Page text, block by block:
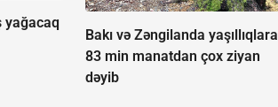
yağacaq
Bakı və Zəngilanda yaşıllıqlara
83 min manatdan çox ziyan
dəyib